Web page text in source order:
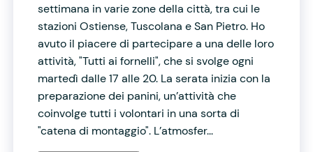
settimana in varie zone della città, tra cui le
stazioni Ostiense, Tuscolana e San Pietro. Ho
avuto il piacere di partecipare a una delle loro
attività, "Tutti ai fornelli", che si svolge ogni
martedì dalle 17 alle 20. La serata inizia con la
preparazione dei panini, un’attività che
coinvolge tutti i volontari in una sorta di
"catena di montaggio". L’atmosfer...